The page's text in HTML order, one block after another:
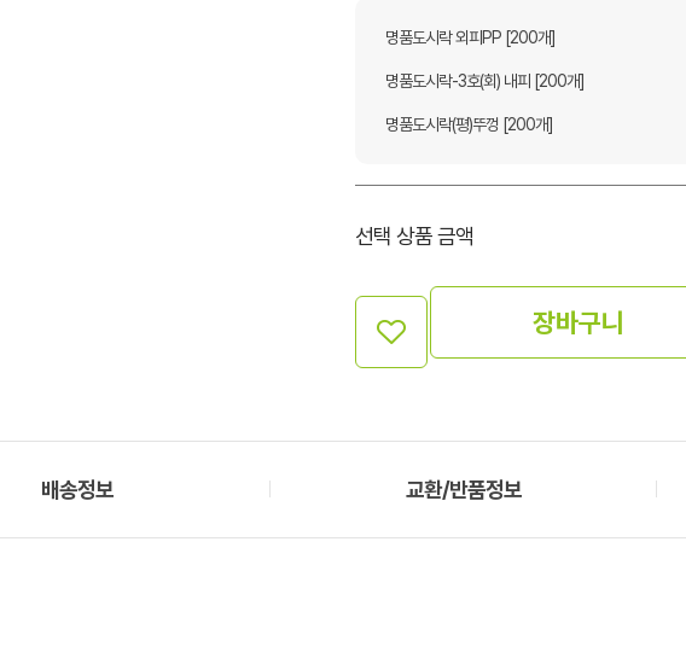
명품도시락 외피PP [200개]
명품도시락-3호(회) 내피 [200개]
명품도시락(평)뚜껑 [200개]
선택 상품 금액
장바구니
배송정보 교환/반품정보